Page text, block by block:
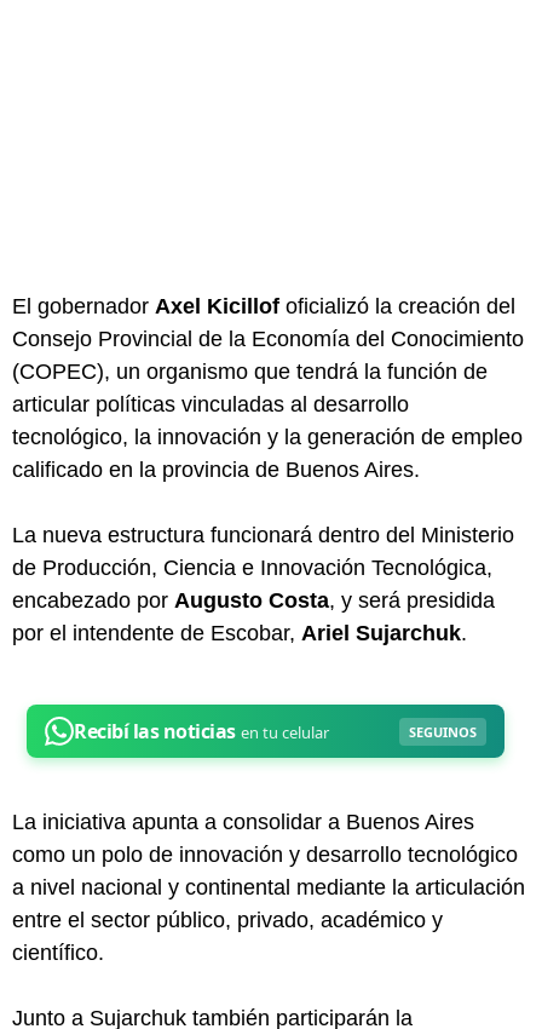
El gobernador Axel Kicillof oficializó la creación del
Consejo Provincial de la Economía del Conocimiento
(COPEC), un organismo que tendrá la función de
articular políticas vinculadas al desarrollo
tecnológico, la innovación y la generación de empleo
calificado en la provincia de Buenos Aires.
La nueva estructura funcionará dentro del Ministerio
de Producción, Ciencia e Innovación Tecnológica,
encabezado por Augusto Costa, y será presidida
por el intendente de Escobar, Ariel Sujarchuk.
La iniciativa apunta a consolidar a Buenos Aires
como un polo de innovación y desarrollo tecnológico
a nivel nacional y continental mediante la articulación
entre el sector público, privado, académico y
científico.
Junto a Sujarchuk también participarán la